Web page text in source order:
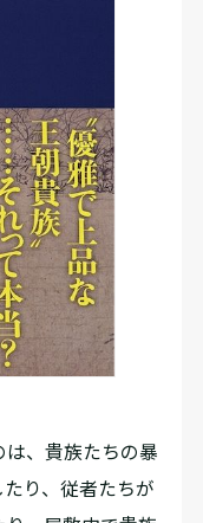
、貴族たちの暴
り、従者たちが